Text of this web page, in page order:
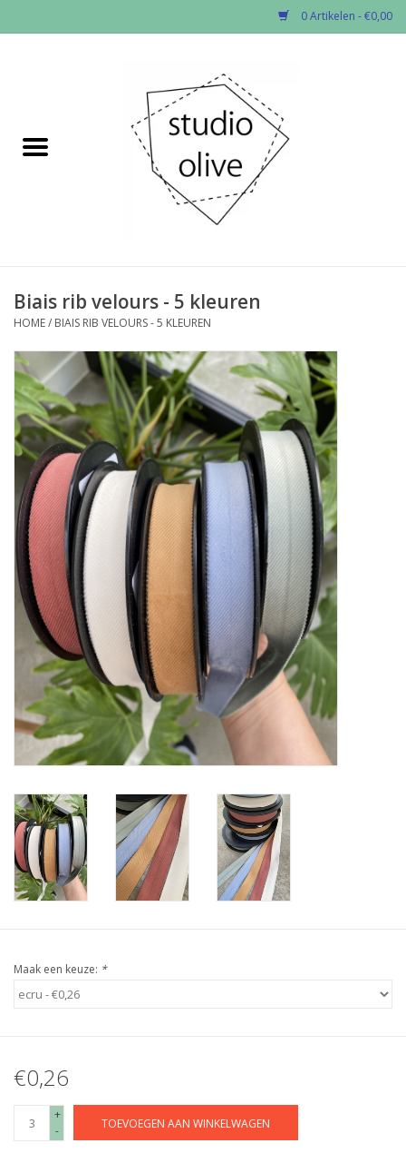
0 Artikelen - €0,00
✂︎Nieuw
Fournituren
Workshops
Diy pakketten
Studio Olive inspireert....
Biais rib velours - 5 kleuren
HOME/ BIAIS RIB VELOURS - 5 KLEUREN
Maak een keuze: *
€0,26
+
-
TOEVOEGEN AAN WINKELWAGEN